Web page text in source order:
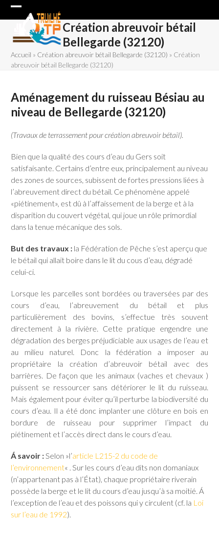
Skip
Open
mobile
menu
Close
mobile
menu
Création abreuvoir bétail
Bellegarde (32120)
Accueil » Création abreuvoir bétail Bellegarde (32120) » Création
abreuvoir bétail Bellegarde (32120)
Aménagement du ruisseau Bésiau au
niveau de Bellegarde (32120)
(Travaux de terrassement pour création abreuvoir bétail).
Bien que la qualité des cours d’eau du Gers soit
satisfaisante. Certains d’entre eux, principalement au niveau
des zones de sources, subissent de fortes pressions liées à
l’abreuvement direct du bétail. Ce phénomène appelé
«piétinement», est dû à l’affaissement de la berge et à la
disparition du couvert végétal, qui joue un rôle primordial
dans la tenue mécanique des sols.
But des travaux : la Fédération de Pêche s’est aperçu que
le bétail qui allait boire dans le lit du cous d’eau, dégradé
celui-ci.
Lorsque les parcelles sont bordées ou traversées par des
cours d’eau, l’abreuvement du bétail et plus
particulièrement des bovins, s’effectue très souvent
directement à la rivière. Cette pratique engendre une
dégradation des berges préjudiciable aux usages de l’eau et
au milieu naturel. Donc la fédération a imposer au
propriétaire la création d’abreuvoir bétail avec des
barrières. De façon que les animaux (vaches et chevaux )
puissent se ressourcer sans détériorer le lit du ruisseau.
Mais également pour éviter qu’il perturbe la biodiversité du
cours d’eau. Il a été donc implanter une clôture en bois en
bordure de ruisseau pour supprimer l’impact du
piétinement et l’accès direct dans le cours d’eau.
Á savoir :Selon »l’article L215-2 du code de
l’environnement« . Sur les cours d’eau dits non domaniaux
(n’appartenant pas à l’État), chaque propriétaire riverain
possède la berge et le lit du cours d’eau jusqu’à sa moitié. Á
l’exception de l’eau et des poissons qui y circulent (cf. la Loi
sur l’eau de 1992).